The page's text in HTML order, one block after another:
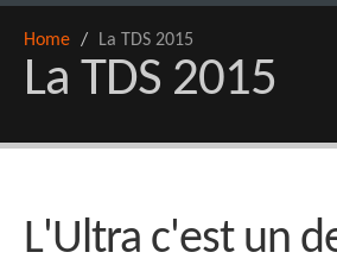
Home / La TDS 2015
La TDS 2015
L'Ultra c'est un